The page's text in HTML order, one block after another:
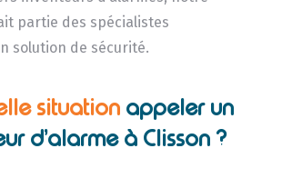
partie des spécialistes
solution de sécurité.
situation appeler un
d’alarme à Clisson ?